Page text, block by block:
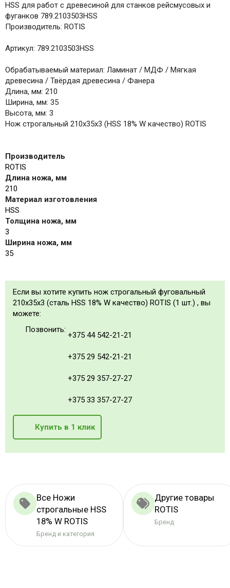
HSS для работ с древесиной для станков рейсмусовых и
фуганков 789.2103503HSS
Производитель: ROTIS
Артикул: 789.2103503HSS
Обрабатываемый материал: Ламинат / МДФ / Мягкая
древесина / Твёрдая древесина / Фанера
Длина, мм: 210
Ширина, мм: 35
Высота, мм: 3
Нож строгальный 210x35x3 (HSS 18% W качество) ROTIS
Производитель
ROTIS
Длина ножа, мм
210
Материал изготовления
HSS
Толщина ножа, мм
3
Ширина ножа, мм
35
Если вы хотите купить нож строгальный фуговальный
210x35x3 (сталь HSS 18% W качество) ROTIS (1 шт.) , вы
можете:
Позвонить:
+375 44 542-21-21
+375 29 542-21-21
+375 29 357-27-27
+375 33 357-27-27
Купить в 1 клик
Все Ножи
строгальные HSS
18% W ROTIS
Бренд и категория
Другие товары
ROTIS
Бренд